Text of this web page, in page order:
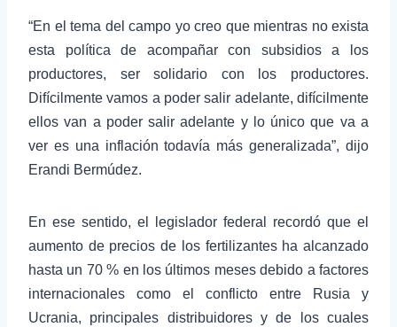
“En el tema del campo yo creo que mientras no exista
esta política de acompañar con subsidios a los
productores, ser solidario con los productores.
Difícilmente vamos a poder salir adelante, difícilmente
ellos van a poder salir adelante y lo único que va a
ver es una inflación todavía más generalizada”, dijo
Erandi Bermúdez.
En ese sentido, el legislador federal recordó que el
aumento de precios de los fertilizantes ha alcanzado
hasta un 70 % en los últimos meses debido a factores
internacionales como el conflicto entre Rusia y
Ucrania, principales distribuidores y de los cuales